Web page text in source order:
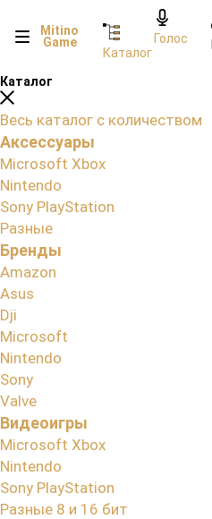
Mitino
Game
Каталог
Голос
Каталог
Весь каталог с количеством
Аксессуары
Microsoft Xbox
Nintendo
Sony PlayStation
Разные
Бренды
Amazon
Asus
Dji
Microsoft
Nintendo
Sony
Valve
Видеоигры
Microsoft Xbox
Nintendo
Sony PlayStation
Разные 8 и 16 бит